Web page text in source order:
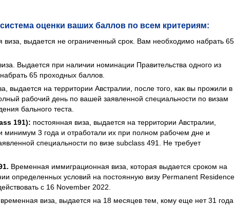
оценки ваших баллов по всем критериям:
виза, выдается не ограниченный срок. Вам необходимо набрать 65
Выдается при наличии номинации Правительства одного из
65 проходных баллов.
выдается на территории Австралии, после того, как вы прожили в
рабочий день по вашей заявленной специальности по визам
бального теста.
191): постоянная виза, выдается на территории Австралии,
минимум 3 года и отработали их при полном рабочем дне и
специальности по визе subclass 491. Не требует
. Временная иммиграционная виза, которая выдается сроком на
определенных условий на постоянную визу Permanent Residence
с 16 November 2022.
временная виза, выдается на 18 месяцев тем, кому еще нет 31 года